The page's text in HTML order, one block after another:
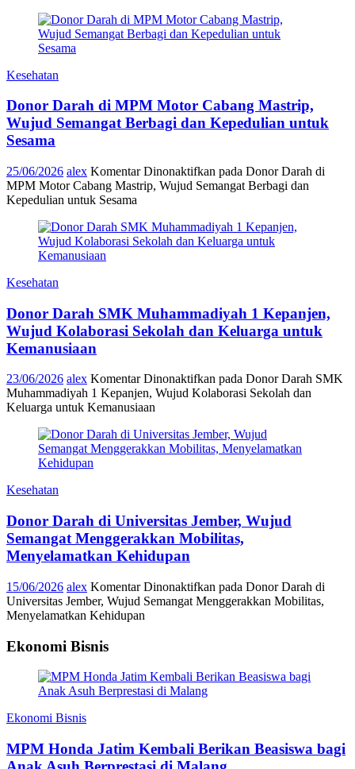
Kesehatan
Donor Darah di MPM Motor Cabang Mastrip,
Wujud Semangat Berbagi dan Kepedulian untuk
Sesama
25/06/2026 alex Komentar Dinonaktifkan pada Donor Darah di
MPM Motor Cabang Mastrip, Wujud Semangat Berbagi dan
Kepedulian untuk Sesama
Kesehatan
Donor Darah SMK Muhammadiyah 1 Kepanjen,
Wujud Kolaborasi Sekolah dan Keluarga untuk
Kemanusiaan
23/06/2026 alex Komentar Dinonaktifkan pada Donor Darah SMK
Muhammadiyah 1 Kepanjen, Wujud Kolaborasi Sekolah dan
Keluarga untuk Kemanusiaan
Kesehatan
Donor Darah di Universitas Jember, Wujud
Semangat Menggerakkan Mobilitas,
Menyelamatkan Kehidupan
15/06/2026 alex Komentar Dinonaktifkan pada Donor Darah di
Universitas Jember, Wujud Semangat Menggerakkan Mobilitas,
Menyelamatkan Kehidupan
Ekonomi Bisnis
Ekonomi Bisnis
MPM Honda Jatim Kembali Berikan Beasiswa bagi